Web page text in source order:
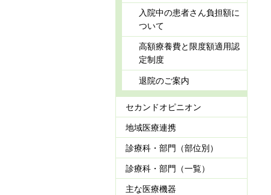
入院中の患者さん負担額に
ついて
高額療養費と限度額適用認
定制度
退院のご案内
セカンドオピニオン
地域医療連携
診療科・部門（部位別）
診療科・部門（一覧）
主な医療機器